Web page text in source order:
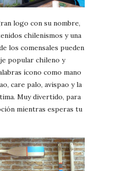
logo con su nombre,
chilenismos y una
los comensales pueden
popular chileno y
ícono como mano
care palo, avispao y la
Muy divertido, para
mientras esperas tu